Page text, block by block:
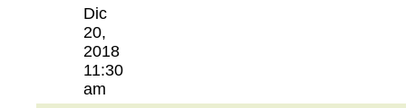
Dic
20,
2018
11:30
am